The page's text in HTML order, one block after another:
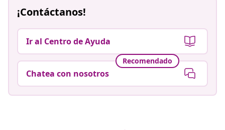
¡Contáctanos!
Ir al Centro de Ayuda
Recomendado
Chatea con nosotros